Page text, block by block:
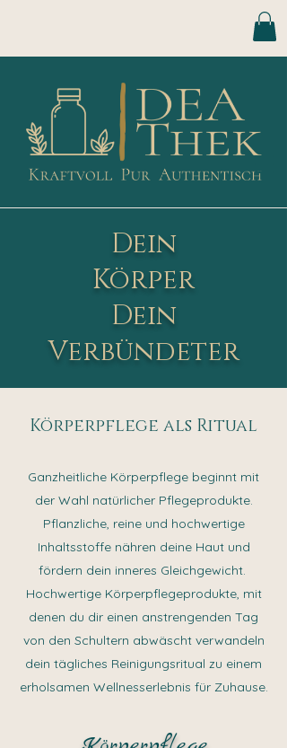
Dein
Körper
Dein
Verbündeter
Körperpflege als Ritual
Ganzheitliche Körperpflege beginnt mit
der Wahl natürlicher Pflegeprodukte.
Pflanzliche, reine und hochwertige
Inhaltsstoffe nähren deine Haut und
fördern dein inneres Gleichgewicht.
Hochwertige Körperpflegeprodukte, mit
denen du dir einen anstrengenden Tag
von den Schultern abwäscht verwandeln
dein tägliches Reinigungsritual zu einem
erholsamen Wellnesserlebnis für Zuhause.